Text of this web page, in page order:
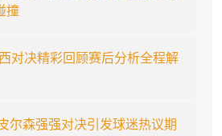
撞
对决精彩回顾赛后分析全程解
尔森强强对决引发球迷热议期